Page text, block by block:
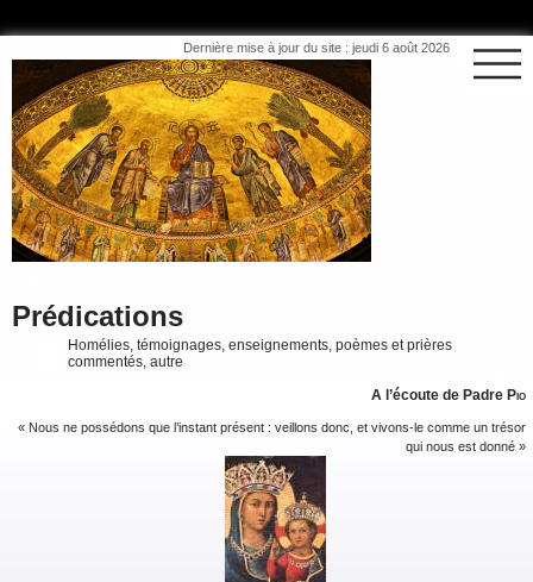
Dernière mise à jour du site : jeudi 6 août 2026
Prédications
Homélies, témoignages, enseignements, poèmes et prières
commentés, autre
A l’écoute de Padre Pio
« Nous ne possédons que l’instant présent : veillons donc, et vivons-le comme un trésor
qui nous est donné »